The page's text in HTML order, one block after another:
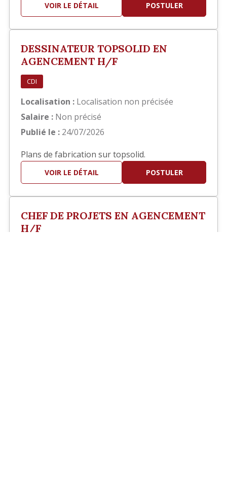
VOIR LE DÉTAIL POSTULER
DESSINATEUR TOPSOLID EN
AGENCEMENT H/F
CDI
Localisation : Localisation non précisée
Salaire : Non précisé
Publié le : 24/07/2026
Plans de fabrication sur topsolid.
VOIR LE DÉTAIL POSTULER
CHEF DE PROJETS EN AGENCEMENT
H/F